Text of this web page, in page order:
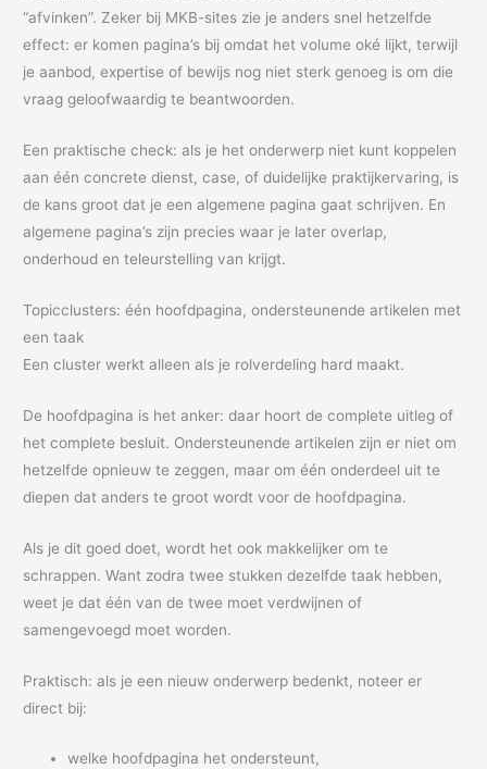
“afvinken”. Zeker bij MKB-sites zie je anders snel hetzelfde
effect: er komen pagina’s bij omdat het volume oké lijkt, terwijl
je aanbod, expertise of bewijs nog niet sterk genoeg is om die
vraag geloofwaardig te beantwoorden.
Een praktische check: als je het onderwerp niet kunt koppelen
aan één concrete dienst, case, of duidelijke praktijkervaring, is
de kans groot dat je een algemene pagina gaat schrijven. En
algemene pagina’s zijn precies waar je later overlap,
onderhoud en teleurstelling van krijgt.
Topicclusters: één hoofdpagina, ondersteunende artikelen met
een taak
Een cluster werkt alleen als je rolverdeling hard maakt.
De hoofdpagina is het anker: daar hoort de complete uitleg of
het complete besluit. Ondersteunende artikelen zijn er niet om
hetzelfde opnieuw te zeggen, maar om één onderdeel uit te
diepen dat anders te groot wordt voor de hoofdpagina.
Als je dit goed doet, wordt het ook makkelijker om te
schrappen. Want zodra twee stukken dezelfde taak hebben,
weet je dat één van de twee moet verdwijnen of
samengevoegd moet worden.
Praktisch: als je een nieuw onderwerp bedenkt, noteer er
direct bij:
welke hoofdpagina het ondersteunt,